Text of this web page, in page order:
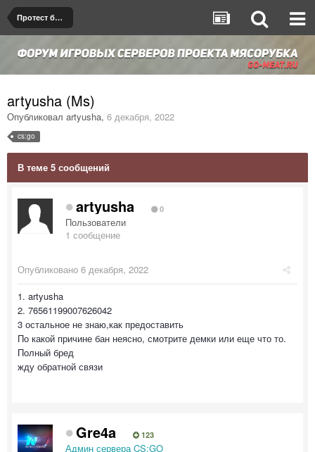
Протест бана/мута
artyusha (Ms)
Опубликовал artyusha, 6 декабря, 2022
cs:go
В теме 5 сообщений
artyusha 0
Пользователи
1 сообщение
Опубликовано 6 декабря, 2022
1. artyusha
2. 76561199007626042
3 остальное не знаю,как предоставить
По какой причине бан неясно, смотрите демки или еще что то.
Полный бред
жду обратной связи
Gre4a 123
Админ сервера CS:GO